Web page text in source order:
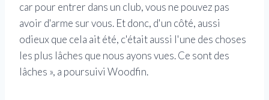
car pour entrer dans un club, vous ne pouvez pas
avoir d'arme sur vous. Et donc, d'un côté, aussi
odieux que cela ait été, c'était aussi l'une des choses
les plus lâches que nous ayons vues. Ce sont des
lâches », a poursuivi Woodfin.